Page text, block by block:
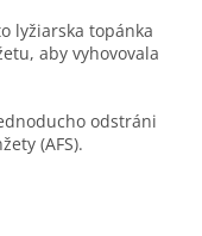
lyžiarska topánka
aby vyhovovala
odstráni
(AFS).